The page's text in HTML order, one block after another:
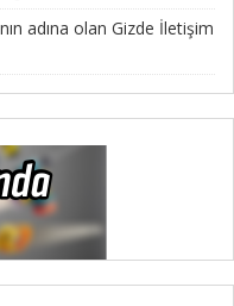
adına olan Gizde İletişim